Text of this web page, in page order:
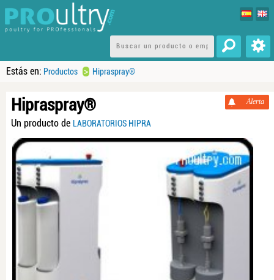
Estás en: Productos > Hipraspray®
Hipraspray® Alerta
Un producto de LABORATORIOS HIPRA